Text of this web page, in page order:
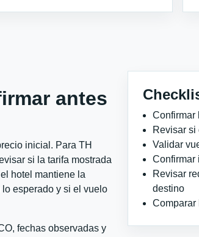
antes
inicial. Para TH
si la tarifa mostrada
hotel mantiene la
esperado y si el vuelo
fechas observadas y
Confirmar
Revisar si
Validar
Confirmar
Revisar
destino
Comparar